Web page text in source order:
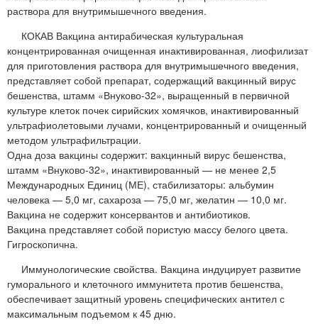
раствора для внутримышечного введения.
КОКАВ Вакцина антирабическая культуральная
концентрированная очищенная инактивированная, лиофилизат
для приготовления раствора для внутримышечного введения,
представляет собой препарат, содержащий вакцинный вирус
бешенства, штамм «Внуково-32», выращенный в первичной
культуре клеток почек сирийских хомячков, инактивированный
ультрафиолетовыми лучами, концентрированный и очищенный
методом ультрафильтрации.
Одна доза вакцины содержит: вакцинный вирус бешенства,
штамм «Внуково-32», инактивированный — не менее 2,5
Международных Единиц (МЕ), стабилизаторы: альбумин
человека — 5,0 мг, сахароза — 75,0 мг, желатин — 10,0 мг.
Вакцина не содержит консервантов и антибиотиков.
Вакцина представляет собой пористую массу белого цвета.
Гигроскопична.
Иммунологические свойства. Вакцина индуцирует развитие
гуморального и клеточного иммунитета против бешенства,
обеспечивает защитный уровень специфических антител с
максимальным подъемом к 45 дню.